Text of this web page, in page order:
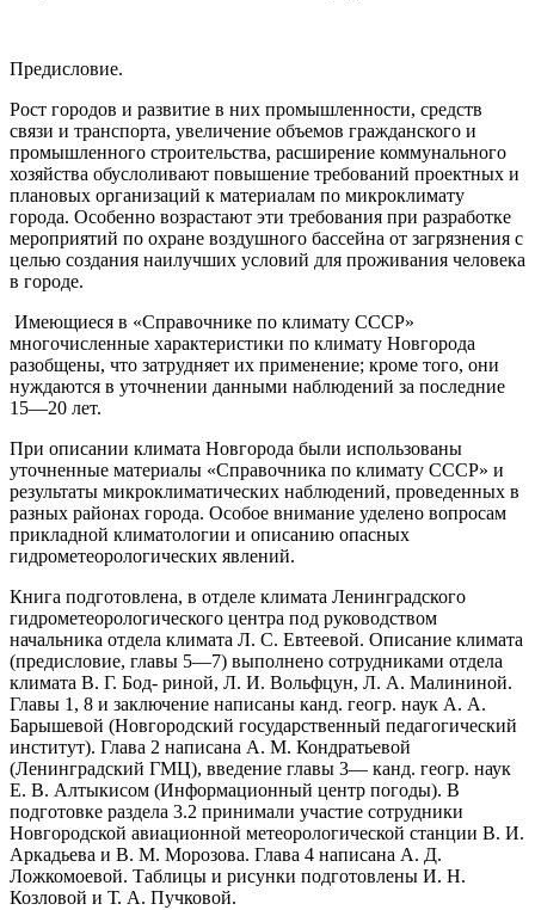
Предисловие.
Рост городов и развитие в них промышленности, средств
связи и транспорта, увеличение объемов гражданского и
промышленного строительства, расширение коммунального
хозяйства обуслоливают повышение требований проектных и
плановых организаций к материалам по микроклимату
города. Особенно возрастают эти требования при разработке
мероприятий по охране воздушного бассейна от загрязнения с
целью создания наилучших условий для проживания человека
в городе.
Имеющиеся в «Справочнике по климату СССР»
многочисленные характеристики по климату Новгорода
разобщены, что затрудняет их применение; кроме того, они
нуждаются в уточнении данными наблюдений за последние
15—20 лет.
При описании климата Новгорода были использованы
уточненные материалы «Справочника по климату СССР» и
результаты микроклиматических наблюдений, проведенных в
разных районах города. Особое внимание уделено вопросам
прикладной климатологии и описанию опасных
гидрометеорологических явлений.
Книга подготовлена, в отделе климата Ленинградского
гидрометеорологического центра под руководством
начальника отдела климата Л. С. Евтеевой. Описание климата
(предисловие, главы 5—7) выполнено сотрудниками отдела
климата В. Г. Бод- риной, Л. И. Вольфцун, Л. А. Малининой.
Главы 1, 8 и заключение написаны канд. геогр. наук А. А.
Барышевой (Новгородский государственный педагогический
институт). Глава 2 написана А. М. Кондратьевой
(Ленинградский ГМЦ), введение главы 3— канд. геогр. наук
Е. В. Алтыкисом (Информационный центр погоды). В
подготовке раздела 3.2 принимали участие сотрудники
Новгородской авиационной метеорологической станции В. И.
Аркадьева и В. М. Морозова. Глава 4 написана А. Д.
Ложкомоевой. Таблицы и рисунки подготовлены И. Н.
Козловой и Т. А. Пучковой.